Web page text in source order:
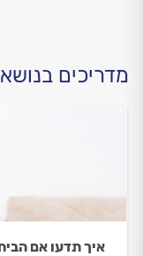
מדריכים
איך תדעו אם